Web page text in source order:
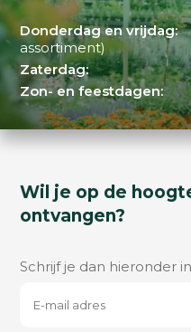
Donderdag en vrijdag:
assortiment)
Zaterdag:
Zon- en feestdagen:
Wil je op de
ontvangen?
Schrijf je dan hieronder